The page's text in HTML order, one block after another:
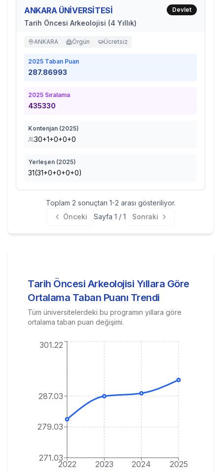
ANKARA ÜNİVERSİTESİ
Tarih Öncesi Arkeolojisi (4 Yıllık)
Devlet
ANKARA Örgün Ücretsiz
2025 Taban Puan
287.86993
2025 Sıralama
435330
Kontenjan (2025)
30+1+0+0+0
Yerleşen (2025)
31(31+0+0+0+0)
Toplam 2 sonuçtan 1-2 arası gösteriliyor.
Önceki
Sayfa 1 / 1 Sonraki
Tarih Öncesi Arkeolojisi Yıllara Göre
Ortalama Taban Puanı Trendi
Tüm üniversitelerdeki bu programın yıllara göre
ortalama taban puan değişimi.
2022 2023 2024 2025
271.03
279.03
287.03
301.22